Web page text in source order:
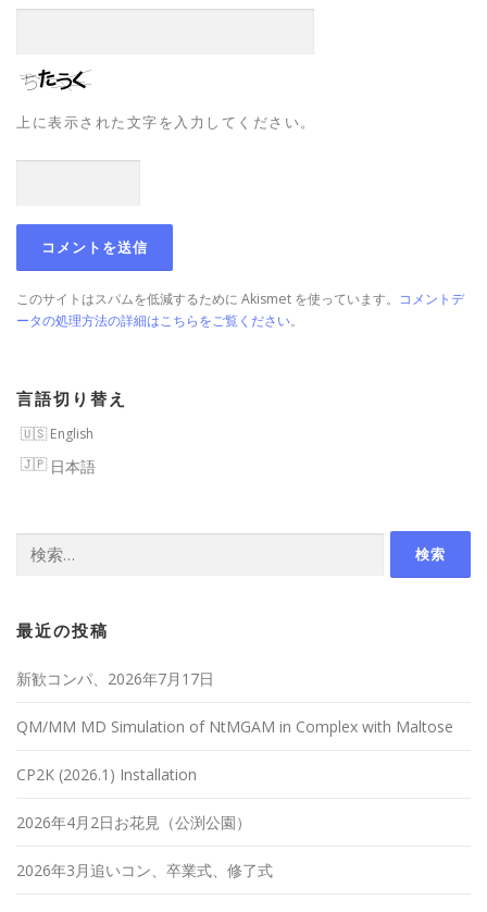
上に表示された文字を入力してください。
このサイトはスパムを低減するために Akismet を使っています。 コメントデ
ータの処理方法の詳細はこちらをご覧ください。
言語切り替え
English
日本語
索:
最近の投稿
新歓コンパ、2026年7月17日
QM/MM MD Simulation of NtMGAM in Complex with Maltose
CP2K (2026.1) Installation
2026年4月2日お花見（公渕公園）
2026年3月追いコン、卒業式、修了式